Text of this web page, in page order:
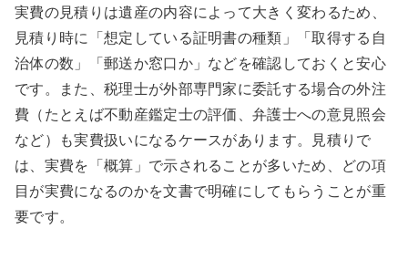
実費の見積りは遺産の内容によって大きく変わるため、
見積り時に「想定している証明書の種類」「取得する自
治体の数」「郵送か窓口か」などを確認しておくと安心
です。また、税理士が外部専門家に委託する場合の外注
費（たとえば不動産鑑定士の評価、弁護士への意見照会
など）も実費扱いになるケースがあります。見積りで
は、実費を「概算」で示されることが多いため、どの項
目が実費になるのかを文書で明確にしてもらうことが重
要です。